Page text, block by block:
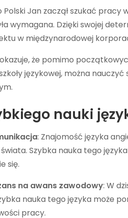
Polski Jan zaczął szukać
wymagana. Dzięki swojej
w międzynarodowej
że pomimo
językowej, można
nauki
: Znajomość języka
Szybka nauka tego
się.
na awans zawodowy: W
nauka tego języka może
pracy.